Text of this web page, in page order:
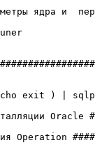
ядра и
exit ) |
Oracle
Operation